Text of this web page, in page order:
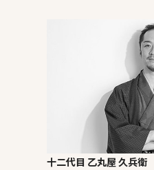
十二代目 乙丸屋 久兵衛